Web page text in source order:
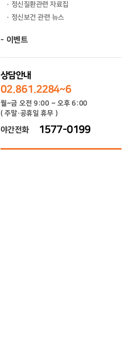
정신질환관련 자료집
정신보건 관련 뉴스
이벤트
상담안내
02.861.2284~6
월~금 오전 9:00 ~ 오후 6:00
( 주말·공휴일 휴무 )
야간전화 1577-0199